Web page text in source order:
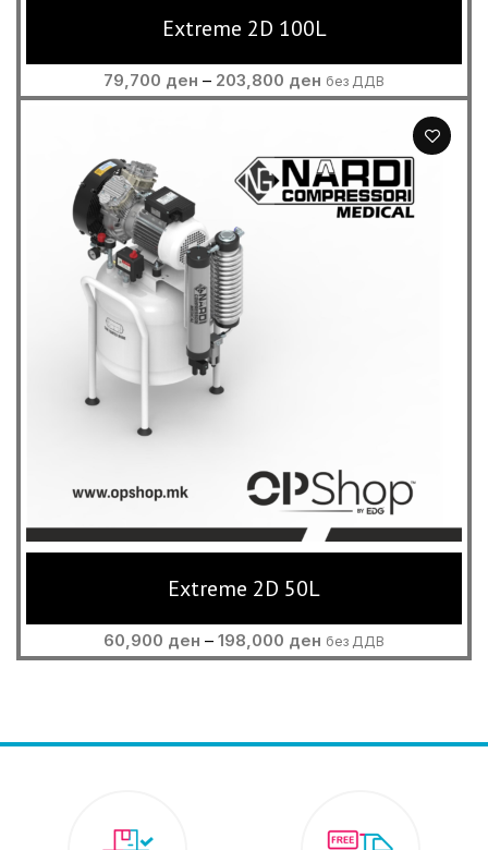
Extreme 2D 100L
79,700 ден – 203,800 ден Price
range:
203,800 ден
без ДДВ
Extreme 2D 50L
60,900 ден – 198,000 ден Price
range:
без ДДВ